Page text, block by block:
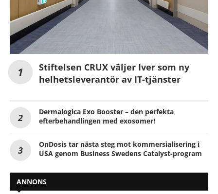
Stiftelsen CRUX väljer Iver som ny
helhetsleverantör av IT-tjänster
Dermalogica Exo Booster – den perfekta
efterbehandlingen med exosomer!
OnDosis tar nästa steg mot kommersialisering i
USA genom Business Swedens Catalyst-program
ANNONS